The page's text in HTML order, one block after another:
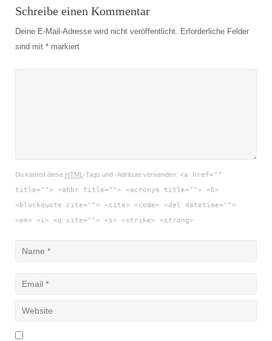
Schreibe einen Kommentar
Deine E-Mail-Adresse wird nicht veröffentlicht. Erforderliche Felder
sind mit *markiert
Du kannst diese HTML -Tags und -Attribute verwenden: <a href=""
title=""> <abbr title=""> <acronym title=""> <b>
<blockquote cite=""> <cite> <code> <del datetime="">
<em> <i> <q cite=""> <s> <strike> <strong>